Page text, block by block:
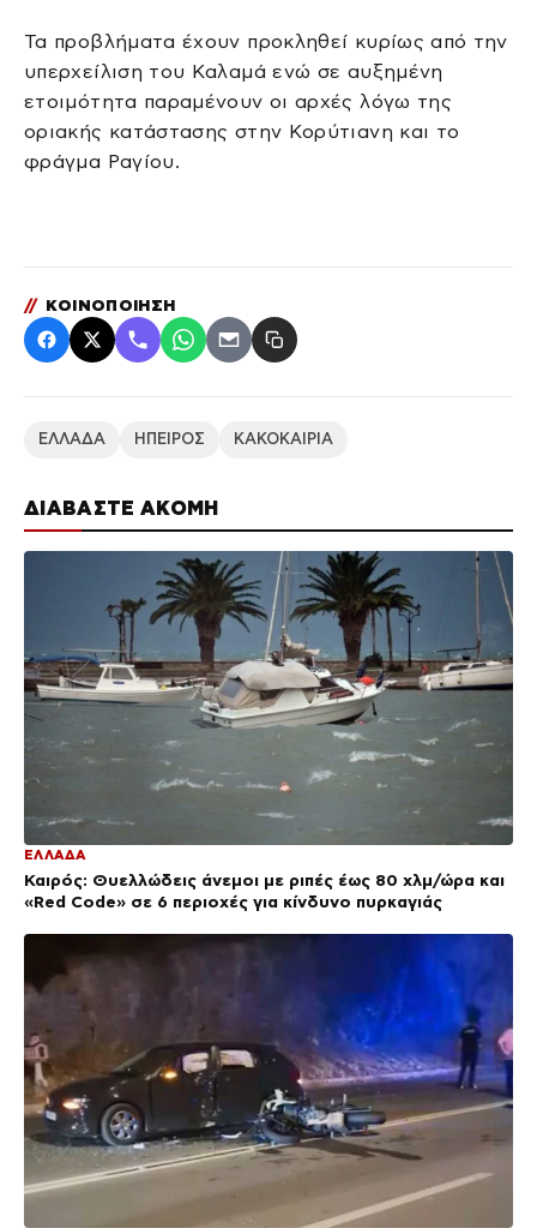
ΔΙΑΒΑΣΤΕ ΑΚΟΜΗ
ΕΛΛΑΔΑ
Καιρός: Θυελλώδεις άνεμοι με ριπές έως 80 χλμ/ώρα και
«Red Code» σε 6 περιοχές για κίνδυνο πυρκαγιάς
Τα προβλήματα έχουν προκληθεί κυρίως από την
υπερχείλιση του Καλαμά ενώ σε αυξημένη
ετοιμότητα παραμένουν οι αρχές λόγω της
οριακής κατάστασης στην Κορύτιανη και το
φράγμα Ραγίου.
// ΚΟΙΝΟΠΟΙΗΣΗ
ΕΛΛΑΔΑ ΗΠΕΙΡΟΣ ΚΑΚΟΚΑΙΡΙΑ